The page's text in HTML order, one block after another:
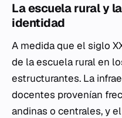
La escuela rural y
identidad
A medida que el siglo
de la escuela rural en
estructurantes. La
docentes provenían
andinas o centrales, y